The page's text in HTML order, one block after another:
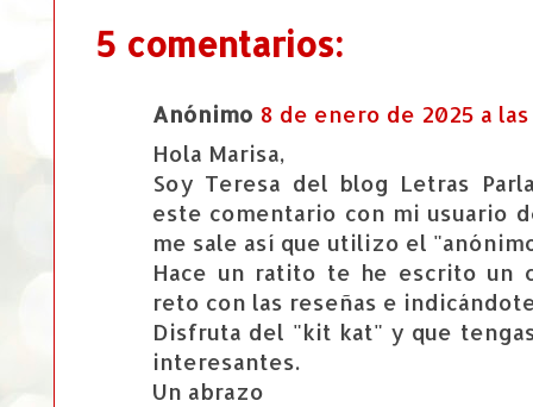
5 comentarios:
Anónimo 8 de enero de 2025 a las
Hola Marisa,
Soy Teresa del blog Letras
este comentario con mi usuario
me sale así que utilizo el
Hace un ratito te he escrito un
reto con las reseñas e
Disfruta del "kit kat" y que
interesantes.
Un abrazo